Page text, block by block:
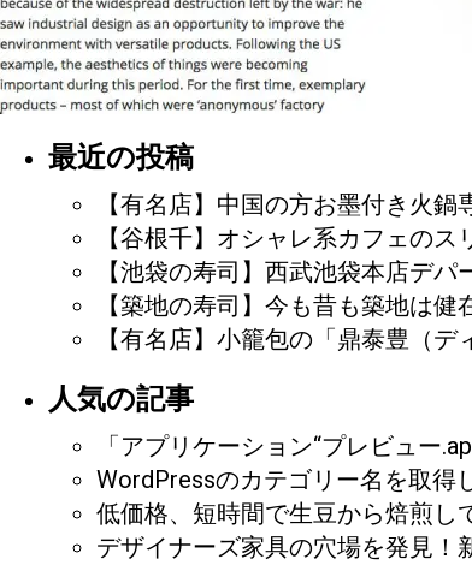
最近の投稿
【有名店】中国の方お墨付き火
【谷根千】オシャレ系カフェのス
【池袋の寿司】西武池袋本店デ
【築地の寿司】今も昔も築地は健
【有名店】小籠包の「鼎泰豊（
人気の記事
「アプリケーション“プレビュー
WordPressのカテゴリー名を取得
低価格、短時間で生豆から焙煎し
デザイナーズ家具の穴場を発見！